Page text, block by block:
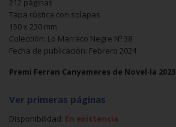
212 páginas
Tapa rústica con solapas
150 x 230 mm
Colección: Lo Marraco Negre Nº 38
Fecha de publicación: Febrero 2024
Premi Ferran Canyameres de Novel·la 2023
Ver primeras páginas
Disponibilidad: En existencia